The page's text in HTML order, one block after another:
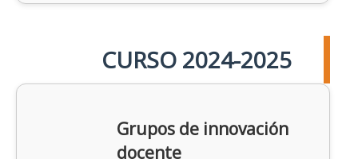
CURSO 2024-2025
Grupos de innovación
docente